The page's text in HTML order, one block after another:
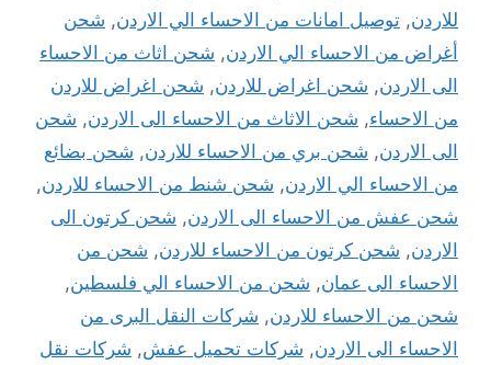
للاردن, توصيل امانات من الاحساء الي الاردن, شحن
أغراض من الاحساء الي الاردن, شحن اثاث من الاحساء
الى الاردن, شحن اغراض للاردن, شحن اغراض للاردن
من الاحساء, شحن الاثاث من الاحساء الى الاردن, شحن
الى الاردن, شحن بري من الاحساء للاردن, شحن بضائع
من الاحساء الي الاردن, شحن شنط من الاحساء للاردن,
شحن عفش من الاحساء الى الاردن, شحن كرتون الى
الاردن, شحن كرتون من الاحساء للاردن, شحن من
الاحساء الى عمان, شحن من الاحساء الي فلسطين,
شحن من الاحساء للاردن, شركات النقل البرى من
الاحساء الى الاردن, شركات تحميل عفش, شركات نقل